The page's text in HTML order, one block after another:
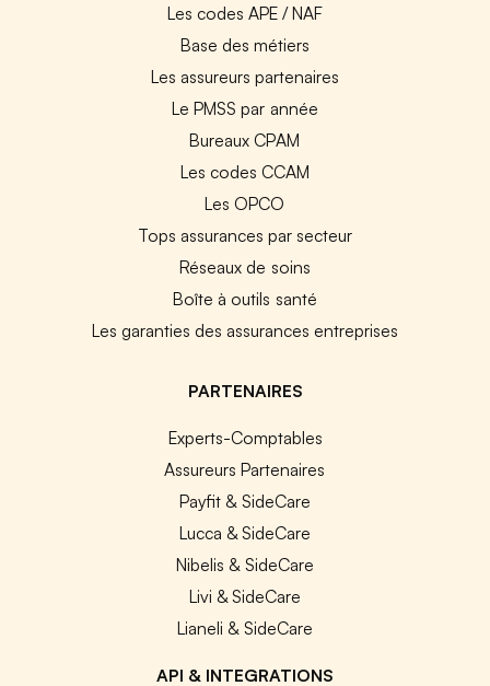
Les codes APE / NAF
Base des métiers
Les assureurs partenaires
Le PMSS par année
Bureaux CPAM
Les codes CCAM
Les OPCO
Tops assurances par secteur
Réseaux de soins
Boîte à outils santé
Les garanties des assurances entreprises
PARTENAIRES
Experts-Comptables
Assureurs Partenaires
Payfit & SideCare
Lucca & SideCare
Nibelis & SideCare
Livi & SideCare
Lianeli & SideCare
API & INTEGRATIONS